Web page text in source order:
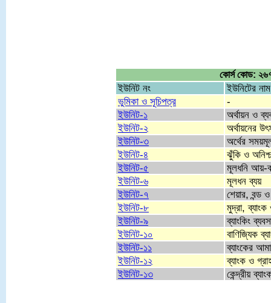
কোর্স কোড:
ইউনিট নং
ইউনিটের নাম
ভুমিকা ও সূচিপত্র
-
ইউনিট-১
অর্থায়ন ও
ইউনিট-২
অর্থায়নের
ইউনিট-৩
অর্থের
ইউনিট-৪
ঝুঁকি ও
ইউনিট-৫
মূলধনি আয়-
ইউনিট-৬
মূলধন ব্যয়
ইউনিট-৭
শেয়ার, বন্ড ও
ইউনিট-৮
মুদ্রা, ব্যাংক
ইউনিট-৯
ব্যাংকিং
ইউনিট-১০
বাণিজ্যিক
ইউনিট-১১
ব্যাংকের
ইউনিট-১২
ব্যাংক ও
ইউনিট-১৩
কেন্দ্রীয়